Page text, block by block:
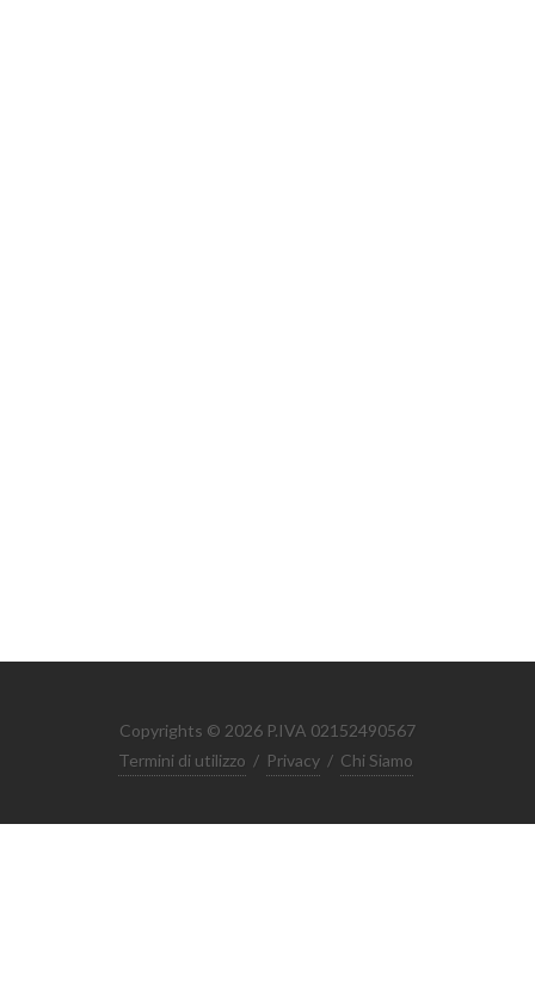
Copyrights © 2026 P.IVA 02152490567
Termini di utilizzo / Privacy / Chi Siamo